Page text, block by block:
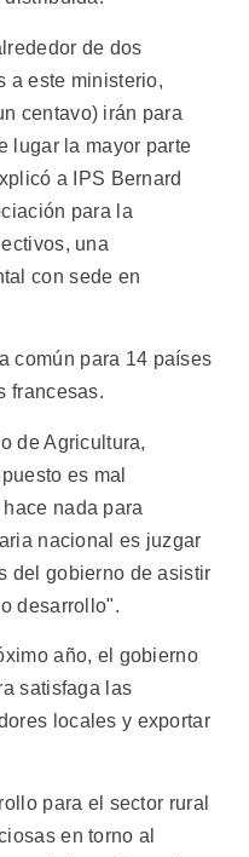
de dos
a este ministerio,
centavo) irán para
lugar la mayor parte
a IPS Bernard
para la
una
con sede en
común para 14 países
francesas.
de Agricultura,
es mal
nada para
nacional es juzgar
del gobierno de asistir
desarrollo".
año, el gobierno
satisfaga las
locales y exportar
para el sector rural
en torno al